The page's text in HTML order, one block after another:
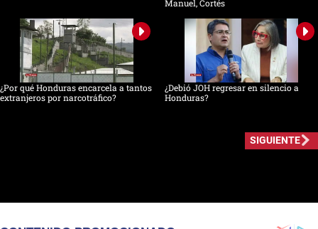
Manuel, Cortés
¿Por qué Honduras encarcela a tantos
extranjeros por narcotráfico?
¿Debió JOH regresar en silencio a
Honduras?
SIGUIENTE